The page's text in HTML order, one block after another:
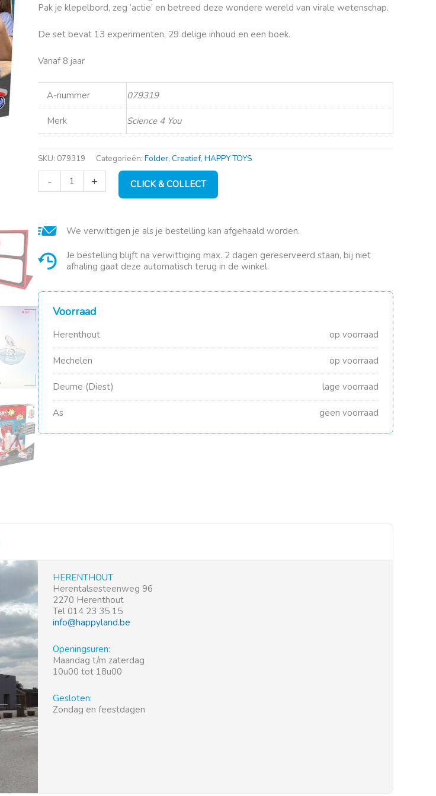
Pak je klepelbord, zeg ‘actie’ en betreed deze wondere wereld van virale wetenschap.
De set bevat 13 experimenten, 29 delige inhoud en een boek.
Vanaf 8 jaar
A-nummer 079319
Merk Science 4 You
SKU: 079319 Categorieën: Folder, Creatief, HAPPY TOYS
-
Youtuber
+ CLICK & COLLECT
We verwittigen je als je bestelling kan afgehaald worden.
Je bestelling blijft na verwittiging max. 2 dagen gereserveerd staan, bij niet
afhaling gaat deze automatisch terug in de winkel.
Voorraad
Herenthout op voorraad
Mechelen op voorraad
Deurne (Diest) lage voorraad
As geen voorraad
HERENTHOUT
Herentalsesteenweg 96
2270 Herenthout
Tel 014 23 35 15
info@happyland.be
Openingsuren:
Maandag t/m zaterdag
10u00 tot 18u00
Gesloten:
Zondag en feestdagen